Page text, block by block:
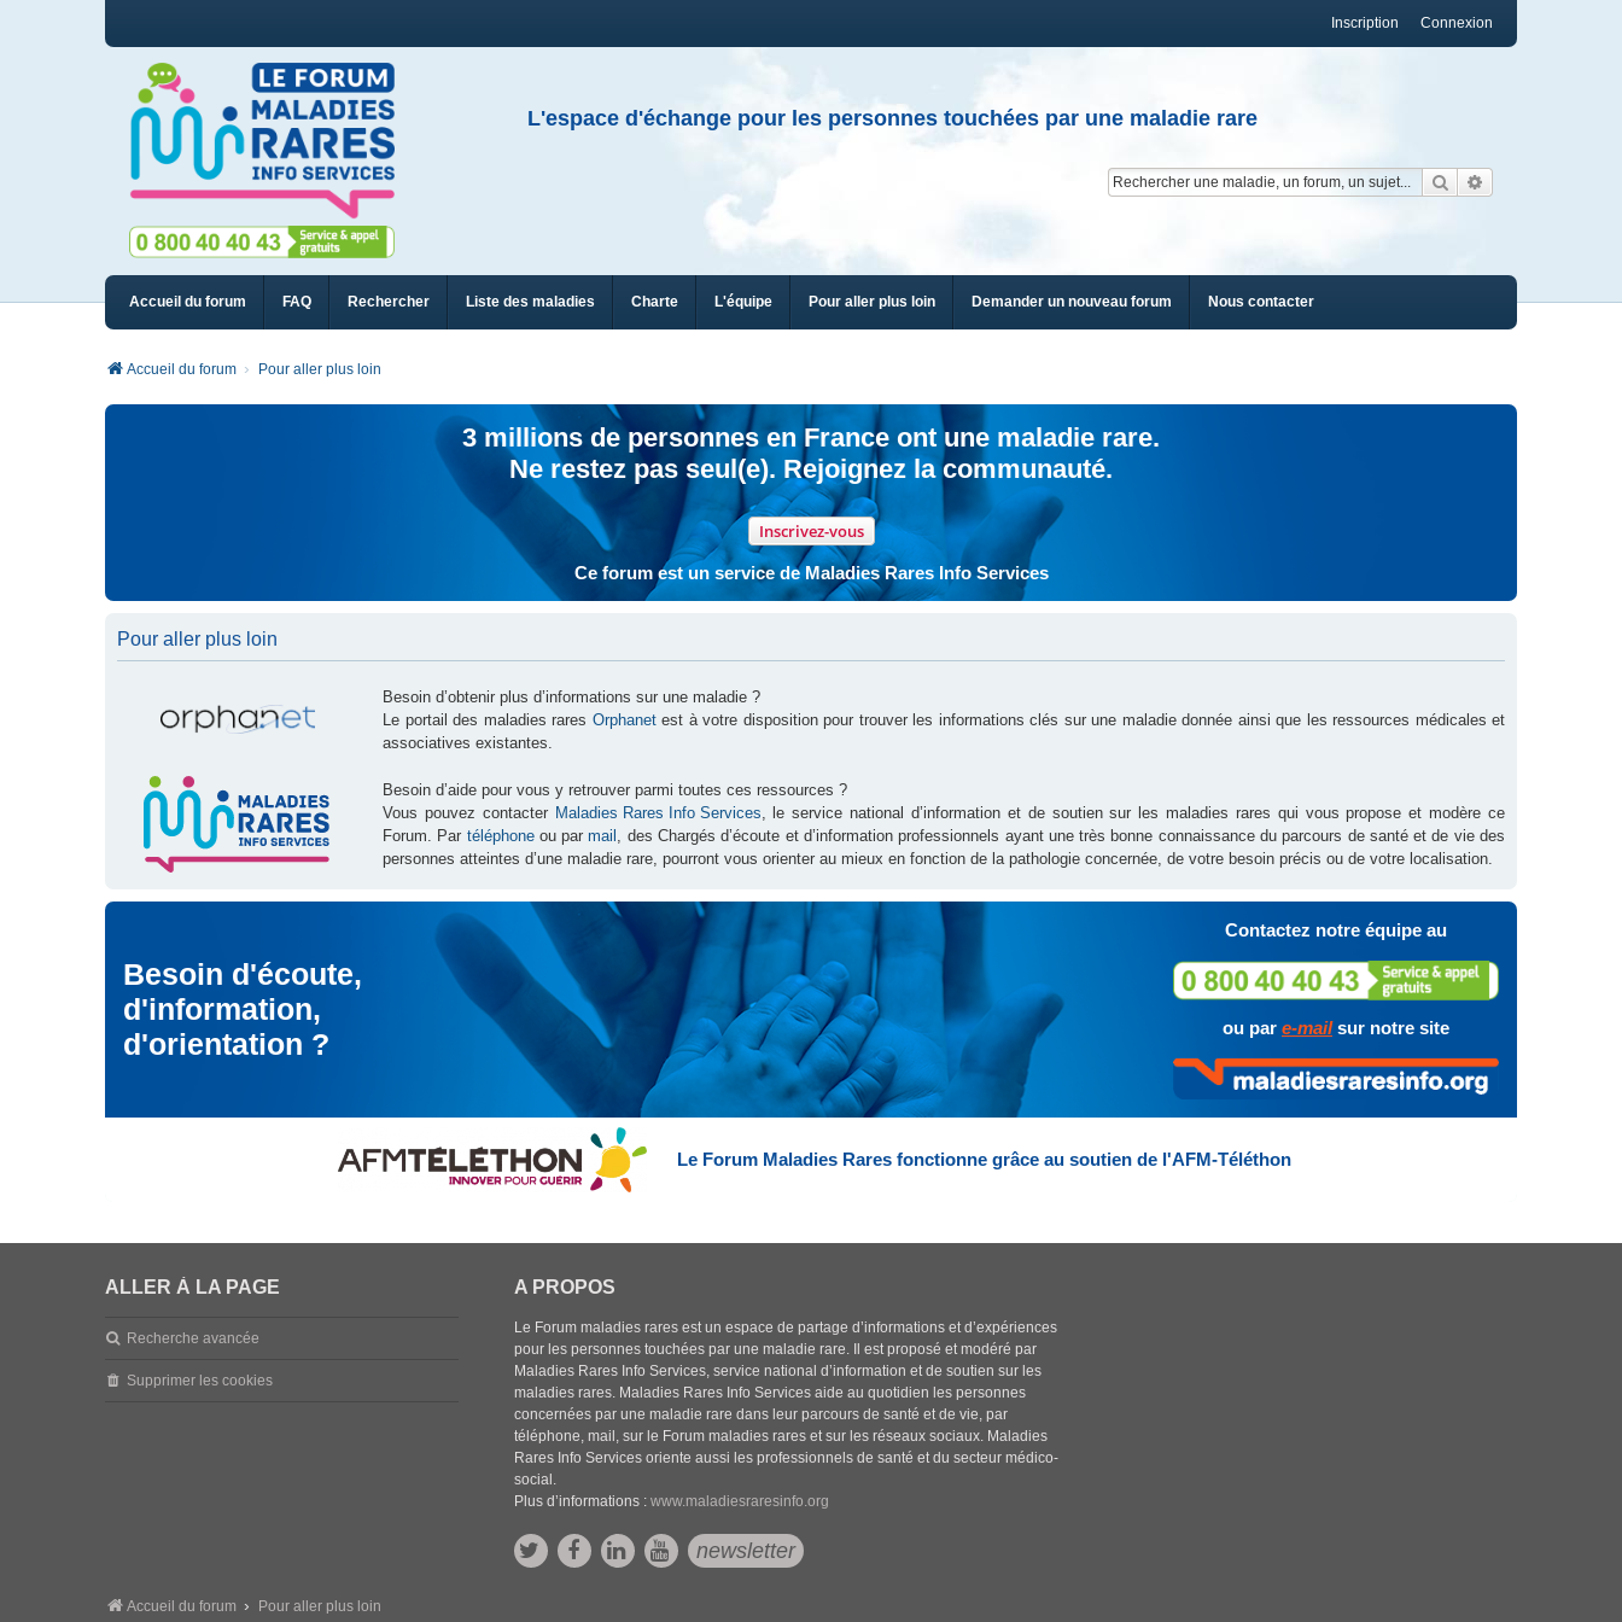
Connexion
Inscription
L'espace d'échange pour les personnes touchées par une maladie rare
Rechercher
Accueil du forum FAQ Rechercher Liste des maladies Charte L'équipe Pour aller plus loin Demander un nouveau forum Nous contacter
Accueil du forum Pour aller plus loin
3 millions de personnes en France ont une maladie rare.
Ne restez pas seul(e). Rejoignez la communauté.
Inscrivez-vous
Ce forum est un service de Maladies Rares Info Services
Pour aller plus loin
Besoin d’obtenir plus d’informations sur une maladie ?
Le portail des maladies rares Orphanetest à votre disposition pour trouver les informations clés sur une maladie donnée ainsi que les ressources médicales et
associatives existantes.
Besoin d’aide pour vous y retrouver parmi toutes ces ressources ?
Vous pouvez contacter Maladies Rares Info Services, le service national d’information et de soutien sur les maladies rares qui vous propose et modère ce
Forum. Par téléphoneou parmail , des Chargés d’écoute et d’information professionnels ayant une très bonne connaissance du parcours de santé et de vie des
personnes atteintes d’une maladie rare, pourront vous orienter au mieux en fonction de la pathologie concernée, de votre besoin précis ou de votre localisation.
Besoin d'écoute,
d'information,
d'orientation ?
Contactez notre équipe au
ou par e-mailsur notre site
Le Forum Maladies Rares fonctionne grâce au soutien de l'AFM-Téléthon
ALLER À LA PAGE
Recherche avancée
Supprimer les cookies
A PROPOS
Le Forum maladies rares est un espace de partage d’informations et d’expériences
pour les personnes touchées par une maladie rare. Il est proposé et modéré par
Maladies Rares Info Services, service national d’information et de soutien sur les
maladies rares. Maladies Rares Info Services aide au quotidien les personnes
concernées par une maladie rare dans leur parcours de santé et de vie, par
téléphone, mail, sur le Forum maladies rares et sur les réseaux sociaux. Maladies
Rares Info Services oriente aussi les professionnels de santé et du secteur médico-
social.
Plus d’informations :www.maladiesraresinfo.org
newsletter
Accueil du forum Pour aller plus loin